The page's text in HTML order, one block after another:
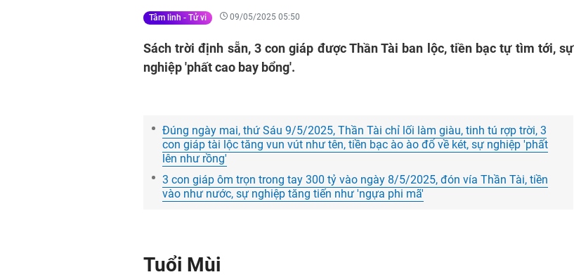
Tâm linh - Tử vi 09/05/2025 05:50
Sách trời định sẵn, 3 con giáp được Thần Tài ban lộc, tiền bạc tự tìm tới, sự
nghiệp 'phất cao bay bổng'.
Đúng ngày mai, thứ Sáu 9/5/2025, Thần Tài chỉ lối làm giàu, tinh tú rợp trời, 3
con giáp tài lộc tăng vun vút như tên, tiền bạc ào ào đổ về két, sự nghiệp 'phất
lên như rồng'
3 con giáp ôm trọn trong tay 300 tỷ vào ngày 8/5/2025, đón vía Thần Tài, tiền
vào như nước, sự nghiệp tăng tiến như 'ngựa phi mã'
Tuổi Mùi